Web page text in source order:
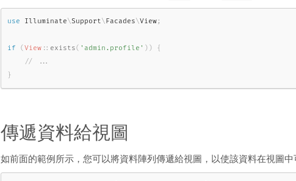
use Illuminate\Support\Facades\View;
if ( View :: exists( 'admin.profile' ) )
{
}
傳遞資料給視圖
如前面的範例所示，您可以將資料陣列傳遞給視圖，以使該資料在視圖中